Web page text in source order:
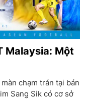
Malaysia: Một
chạm trán tại bán
Sang Sik có cơ sở